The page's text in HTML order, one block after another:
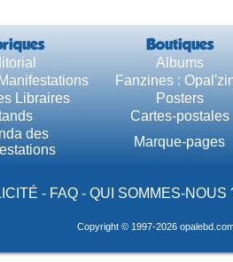
Boutiques
Albums
Fanzines :
Libraires
Posters
Cartes-postales
des
Marque-pages
- FAQ - QUI SOMMES-NOUS
Copyright © 1997-2026